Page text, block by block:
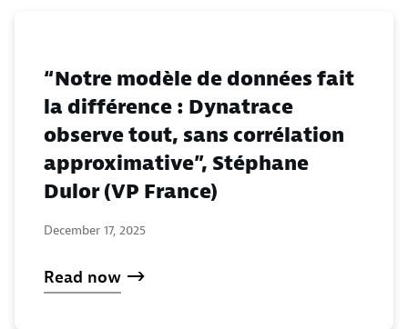
“Notre modèle de données fait
la différence : Dynatrace
observe tout, sans corrélation
approximative”, Stéphane
Dulor (VP France)
December 17, 2025
Read now